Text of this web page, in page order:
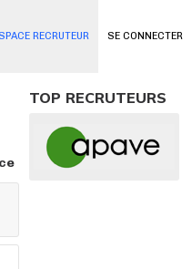
SE CONNECTER
RECRUTEUR
TOP RECRUTEURS